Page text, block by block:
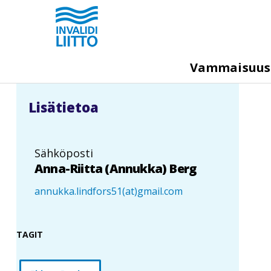
pääsisältöön
e
g
a
n
u
Vammaisuus
Lisätietoa
Sähköposti
Anna-Riitta (Annukka) Berg
annukka.lindfors51(at)gmail.com
TAGIT